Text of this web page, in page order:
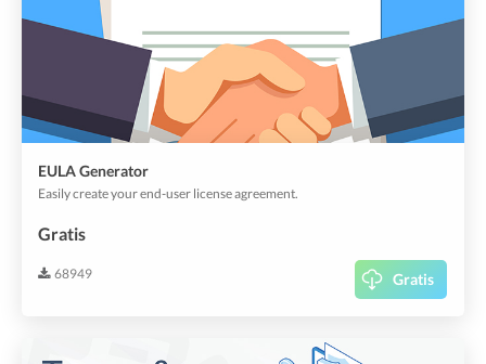
EULA Generator
Easily create your end-user license agreement.
Gratis
68949 Gratis